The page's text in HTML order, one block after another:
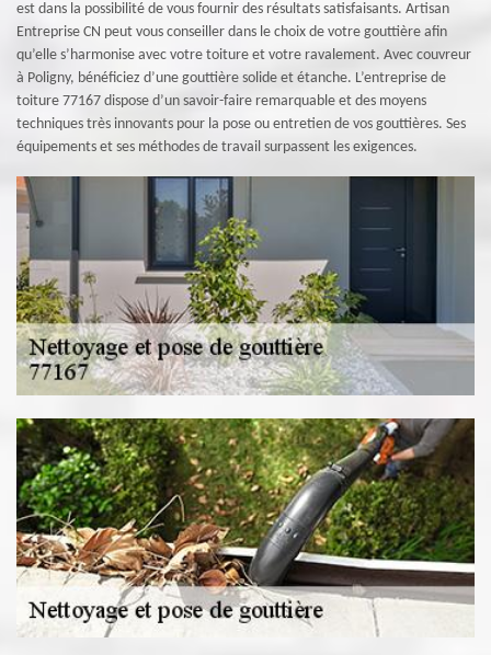
est dans la possibilité de vous fournir des résultats satisfaisants. Artisan
Entreprise CN peut vous conseiller dans le choix de votre gouttière afin
qu’elle s’harmonise avec votre toiture et votre ravalement. Avec couvreur
à Poligny, bénéficiez d’une gouttière solide et étanche. L’entreprise de
toiture 77167 dispose d’un savoir-faire remarquable et des moyens
techniques très innovants pour la pose ou entretien de vos gouttières. Ses
équipements et ses méthodes de travail surpassent les exigences.